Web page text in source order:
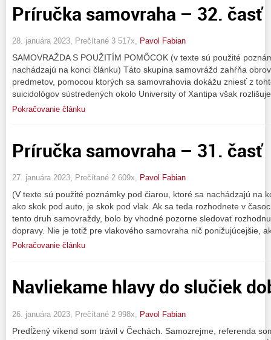
Príručka samovraha – 32. časť
28. januára 2023, Prečítané 3 517x, Pavol Fabian
SAMOVRAŽDA S POUŽITÍM POMÔCOK (v texte sú použité
nachádzajú na konci článku) Táto skupina samovrážd zahŕňa
predmetov, pomocou ktorých sa samovrahovia dokážu zniesť z
suicidológov sústredených okolo University of Xantipa však
Pokračovanie článku
Príručka samovraha – 31. časť
27. januára 2023, Prečítané 2 609x, Pavol Fabian
(V texte sú použité poznámky pod čiarou, ktoré sa nachádzajú na
ako skok pod auto, je skok pod vlak. Ak sa teda rozhodnete v
tento druh samovraždy, bolo by vhodné pozorne sledovať
dopravy. Nie je totiž pre vlakového samovraha nič ponižujúcejšie,
Pokračovanie článku
Navliekame hlavy do slučiek
26. januára 2023, Prečítané 2 998x, Pavol Fabian
Predĺžený víkend som trávil v Čechách. Samozrejme, referenda